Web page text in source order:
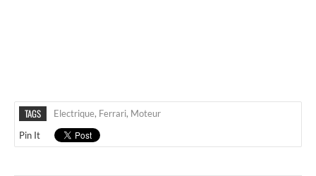
TAGS Electrique, Ferrari, Moteur
Pin It